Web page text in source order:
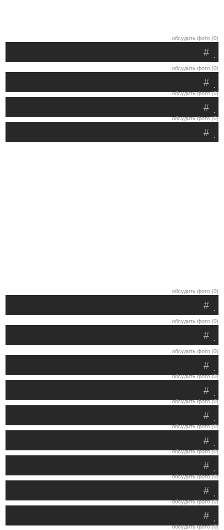
обсудить фото (0)
.
#
обсудить фото (0)
.
#
обсудить фото (0)
.
#
обсудить фото (0)
.
#
обсудить фото (0)
.
#
обсудить фото (0)
.
#
обсудить фото (0)
.
#
обсудить фото (0)
.
#
обсудить фото (0)
.
#
обсудить фото (0)
.
#
обсудить фото (0)
.
#
обсудить фото (0)
.
#
обсудить фото (0)
.
#
обсудить фото (0)